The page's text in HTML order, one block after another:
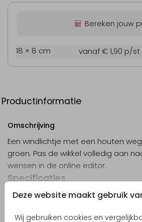
Deze website maakt gebruik
Wij gebruiken cookies en
Bereken jouw
18 × 8 cm vanaf € 1,90 p/st
Productinformatie
Omschrijving
Een windlichtje met een houten
groen. Pas de wikkel volledig aan
wensen in de online editor.
Specificaties
Materiaal: kalkpapier (150 g/
Elke windlicht wikkel wordt plat
Toon meer
Designer